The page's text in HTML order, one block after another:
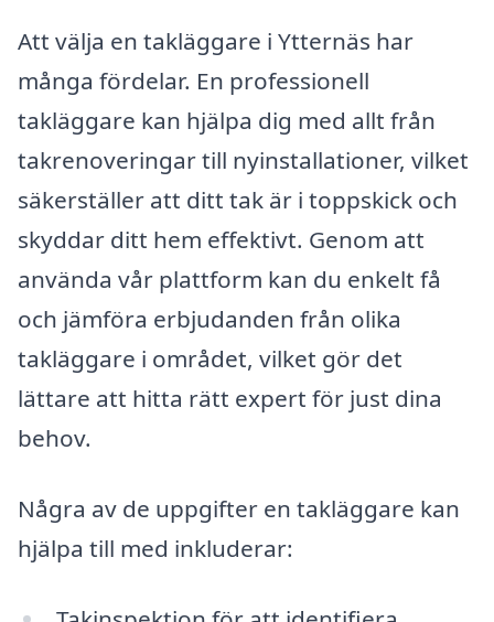
Att välja en takläggare i Ytternäs har
många fördelar. En professionell
takläggare kan hjälpa dig med allt från
takrenoveringar till nyinstallationer, vilket
säkerställer att ditt tak är i toppskick och
skyddar ditt hem effektivt. Genom att
använda vår plattform kan du enkelt få
och jämföra erbjudanden från olika
takläggare i området, vilket gör det
lättare att hitta rätt expert för just dina
behov.
Några av de uppgifter en takläggare kan
hjälpa till med inkluderar: